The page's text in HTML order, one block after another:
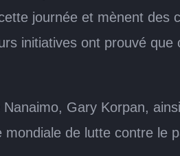
journée et mènent
initiatives ont prouvé
Gary Korpan,
de lutte contre le